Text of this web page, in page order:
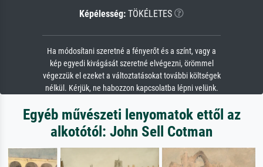
Képélesség: TÖKÉLETES
Ha módosítani szeretné a fényerőt és a színt, vagy a
kép egyedi kivágását szeretné elvégezni, örömmel
végezzük el ezeket a változtatásokat további költségek
nélkül. Kérjük, ne habozzon kapcsolatba lépni velünk.
Egyéb művészeti lenyomatok ettől az
alkotótól: John Sell Cotman